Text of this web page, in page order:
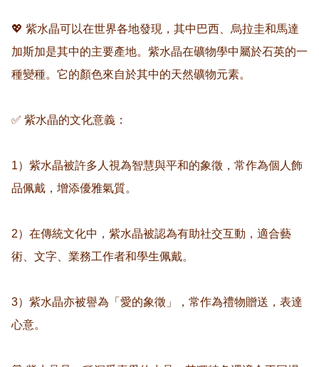
💖 紫水晶可以在世界各地發現，其中巴西、烏拉圭和馬達
加斯加是其中的主要產地。紫水晶在礦物學中屬於石英的一
種變種。它的顏色來自於其中的天然礦物元素。
✅ 紫水晶的文化意義：
1）紫水晶被許多人視為智慧與平和的象徵，常作為個人飾
品佩戴，增添優雅氣質。
2）在傳統文化中，紫水晶被認為有助社交互動，適合藝
術、文字、業務工作者和學生佩戴。
3）紫水晶亦被譽為「愛的象徵」，常作為禮物贈送，表達
心意。